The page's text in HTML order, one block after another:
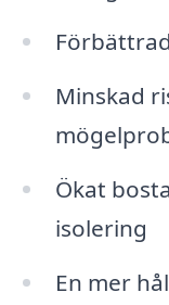
Minskad
Ökat
isolering
En mer